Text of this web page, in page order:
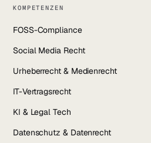
KOMPETENZEN
FOSS-Compliance
Social Media Recht
Urheberrecht & Medienrecht
IT-Vertragsrecht
KI & Legal Tech
Datenschutz & Datenrecht